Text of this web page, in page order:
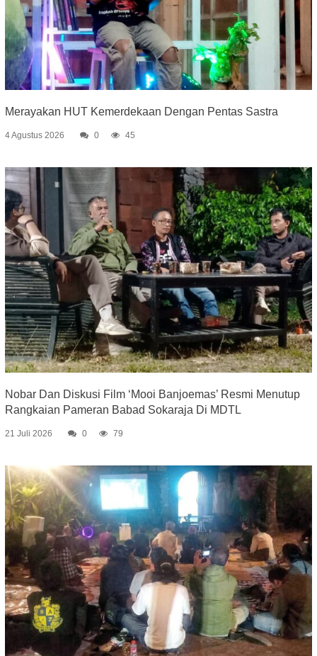
Merayakan HUT Kemerdekaan Dengan Pentas Sastra
4 Agustus 2026 0 45
Nobar Dan Diskusi Film ‘Mooi Banjoemas’ Resmi Menutup
Rangkaian Pameran Babad Sokaraja Di MDTL
21 Juli 2026 0 79